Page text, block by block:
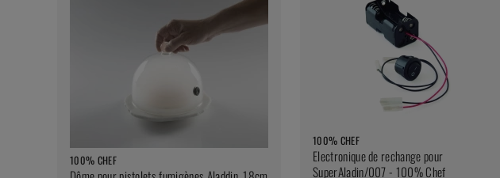
100% CHEF
100% CHEF
Electronique de rechange pour
SuperAladin/007 - 100% Chef